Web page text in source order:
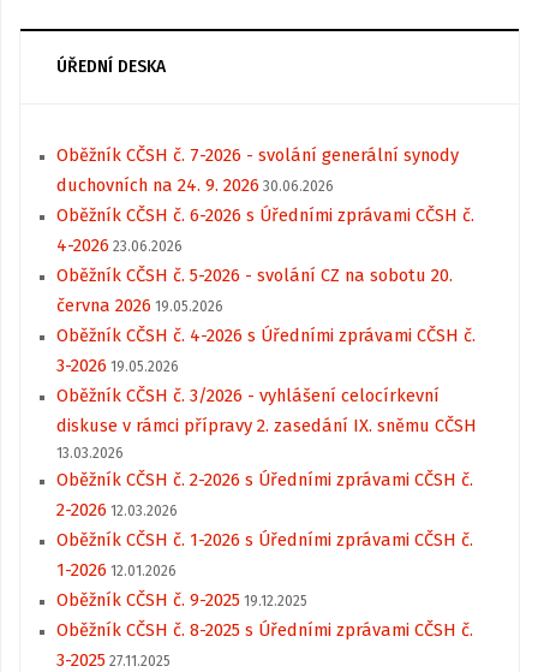
ÚŘEDNÍ DESKA
Oběžník CČSH č. 7-2026 - svolání generální synody
duchovních na 24. 9. 2026 30.06.2026
Oběžník CČSH č. 6-2026 s Úředními zprávami CČSH č.
4-2026 23.06.2026
Oběžník CČSH č. 5-2026 - svolání CZ na sobotu 20.
června 2026 19.05.2026
Oběžník CČSH č. 4-2026 s Úředními zprávami CČSH č.
3-2026 19.05.2026
Oběžník CČSH č. 3/2026 - vyhlášení celocírkevní
diskuse v rámci přípravy 2. zasedání IX. sněmu CČSH
13.03.2026
Oběžník CČSH č. 2-2026 s Úředními zprávami CČSH č.
2-2026 12.03.2026
Oběžník CČSH č. 1-2026 s Úředními zprávami CČSH č.
1-2026 12.01.2026
Oběžník CČSH č. 9-2025 19.12.2025
Oběžník CČSH č. 8-2025 s Úředními zprávami CČSH č.
3-2025 27.11.2025